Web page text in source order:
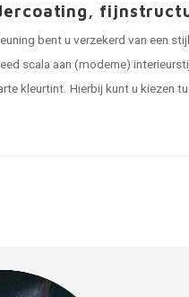
bent u verzekerd van een
scala aan (moderne)
kleurtint. Hierbij kunt u kiezen